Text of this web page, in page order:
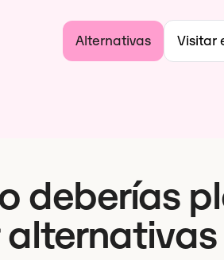
Alternativas Visitar
deberías